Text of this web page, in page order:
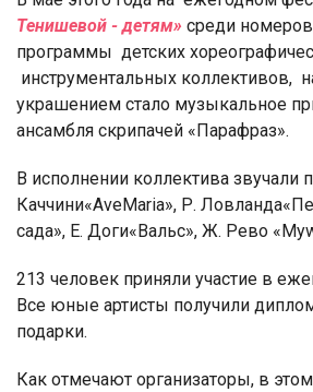
Тенишевой - детям» среди
программы детских
инструментальных коллективов,
украшением стало музыкальное
ансамбля скрипачей «Парафраз».
В исполнении коллектива звучали
Каччини«AveMaria», Р.
сада», Е. Доги«Вальс», Ж. Рево
213 человек приняли участие в
Все юные артисты получили
подарки.
Как отмечают организаторы, в